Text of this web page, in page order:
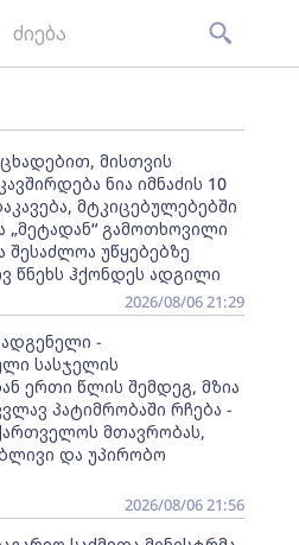
მისთვის
ნია იმნაძის 10
მტკიცებულებებში
„მეტადან“ გამოთხოვილი
უწყებებზე
წნეხს ჰქონდეს ადგილი
2026/08/06 21:29
-
სასჯელის
ერთი წლის შემდეგ, მზია
პატიმრობაში რჩება -
მთავრობას,
და უპირობო
2026/08/06 21:56